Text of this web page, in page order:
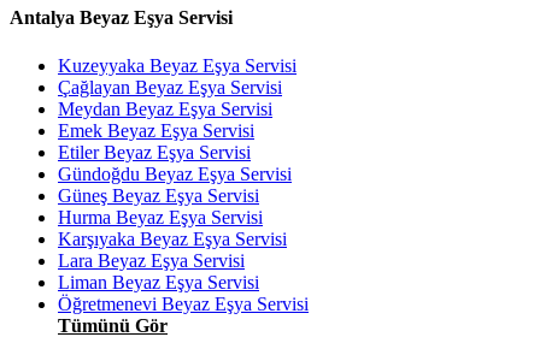
Antalya Beyaz Eşya Servisi
Kuzeyyaka Beyaz Eşya Servisi
Çağlayan Beyaz Eşya Servisi
Meydan Beyaz Eşya Servisi
Emek Beyaz Eşya Servisi
Etiler Beyaz Eşya Servisi
Gündoğdu Beyaz Eşya Servisi
Güneş Beyaz Eşya Servisi
Hurma Beyaz Eşya Servisi
Karşıyaka Beyaz Eşya Servisi
Lara Beyaz Eşya Servisi
Liman Beyaz Eşya Servisi
Öğretmenevi Beyaz Eşya Servisi
Tümünü Gör